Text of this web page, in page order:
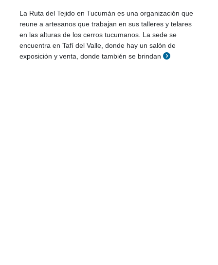
La Ruta del Tejido en Tucumán es una organización que
reune a artesanos que trabajan en sus talleres y telares
en las alturas de los cerros tucumanos. La sede se
encuentra en Tafí del Valle, donde hay un salón de
exposición y venta, donde también se brindan